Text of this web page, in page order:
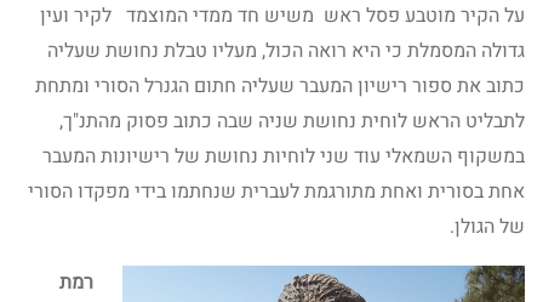
על הקיר מוטבע פסל ראש משיש חד ממדי המוצמד לקיר ועין
גדולה המסמלת כי היא רואה הכול, מעליו טבלת נחושת שעליה
כתוב את ספור רישיון המעבר שעליה חתום הגנרל הסורי ומתחת
לתבליט הראש לוחית נחושת שניה שבה כתוב פסוק מהתנ"ך,
במשקוף השמאלי עוד שני לוחיות נחושת של רישיונות המעבר
אחת בסורית ואחת מתורגמת לעברית שנחתמו בידי מפקדו הסורי
של הגולן.
רמת